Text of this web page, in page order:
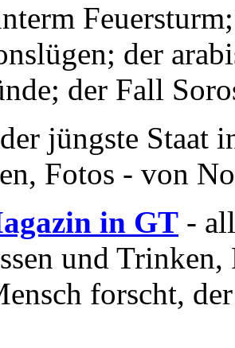
der
der Fall
jüngste Staat
Fotos - von
in GT -
und
forscht,